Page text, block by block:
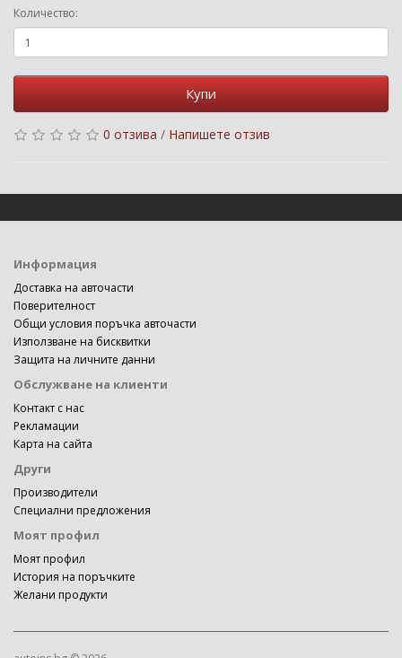
Количество:
Купи
0 отзива / Напишете отзив
Информация
Доставка на авточасти
Поверителност
Общи условия поръчка авточасти
Използване на бисквитки
Защита на личните данни
Обслужване на клиенти
Контакт с нас
Рекламации
Карта на сайта
Други
Производители
Специални предложения
Моят профил
Моят профил
История на поръчките
Желани продукти